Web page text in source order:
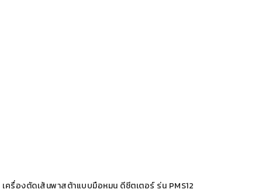
เครื่องตัดเส้นพาสต้าแบบมือหมุน ดีชีตเตอร์ รุ่น PMS12